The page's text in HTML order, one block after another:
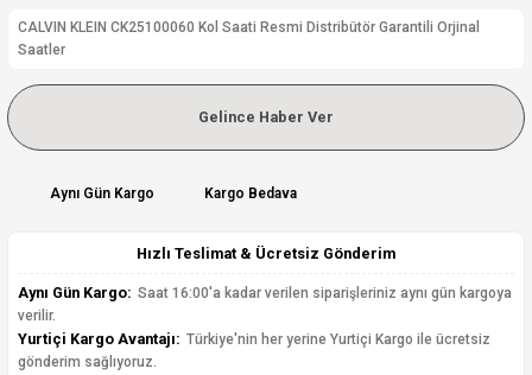
CALVIN KLEIN CK25100060 Kol Saati Resmi Distribütör Garantili Orjinal
Saatler
Gelince Haber Ver
Aynı Gün Kargo Kargo Bedava
Hızlı Teslimat & Ücretsiz Gönderim
Aynı Gün Kargo: Saat 16:00'a kadar verilen siparişleriniz aynı gün kargoya
verilir.
Yurtiçi Kargo Avantajı: Türkiye'nin her yerine Yurtiçi Kargo ile ücretsiz
gönderim sağlıyoruz.